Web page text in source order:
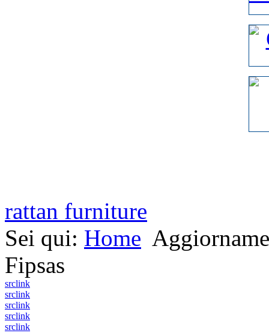
rattan furniture
Sei qui: Home
Fipsas
srclink
srclink
srclink
srclink
srclink